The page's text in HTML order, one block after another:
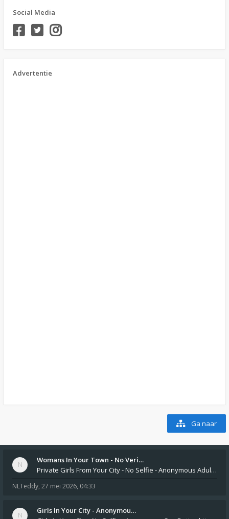
Social Media
Advertentie
Ga naar
Womans In Your Town - No Veri…
Private Girls From Your City - No Selfie - Anonymous Adult Dating https://privatedates.live Private Girls In Your
NLTeddy, 27 mei 2026, 04:33
Girls In Your City - Anonymou…